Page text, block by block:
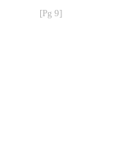
[Pg 9]